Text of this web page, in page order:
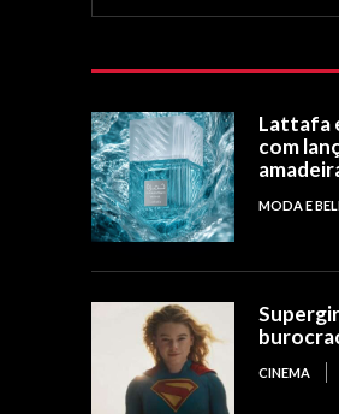
Lattafa
com
MODA E
CINEMA